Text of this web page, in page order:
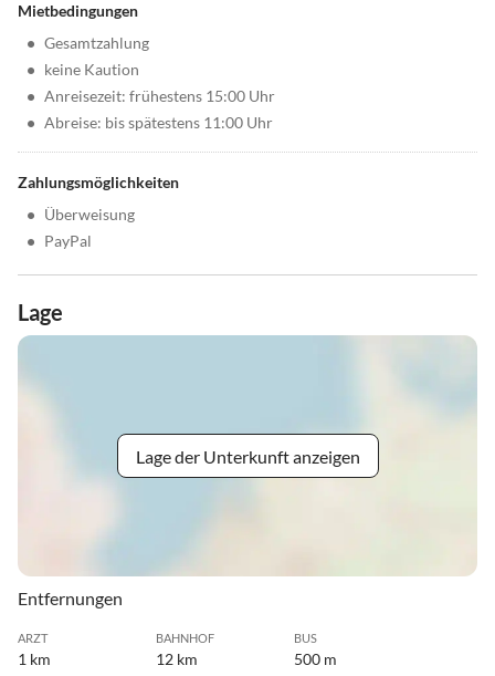
Mietbedingungen
• Gesamtzahlung
• keine Kaution
• Anreisezeit: frühestens 15:00 Uhr
• Abreise: bis spätestens 11:00 Uhr
Zahlungsmöglichkeiten
• Überweisung
• PayPal
Lage
Lage der Unterkunft anzeigen
Entfernungen
ARZT
1 km
BAHNHOF
12 km
BUS
500 m